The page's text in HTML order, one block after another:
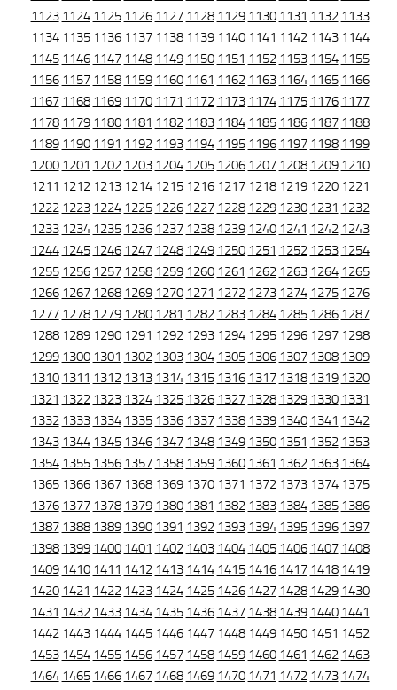
1123 1124 1125 1126 1127 1128 1129 1130 1131 1132 1133
1134 1135 1136 1137 1138 1139 1140 1141 1142 1143 1144
1145 1146 1147 1148 1149 1150 1151 1152 1153 1154 1155
1156 1157 1158 1159 1160 1161 1162 1163 1164 1165 1166
1167 1168 1169 1170 1171 1172 1173 1174 1175 1176 1177
1178 1179 1180 1181 1182 1183 1184 1185 1186 1187 1188
1189 1190 1191 1192 1193 1194 1195 1196 1197 1198 1199
1200 1201 1202 1203 1204 1205 1206 1207 1208 1209 1210
1211 1212 1213 1214 1215 1216 1217 1218 1219 1220 1221
1222 1223 1224 1225 1226 1227 1228 1229 1230 1231 1232
1233 1234 1235 1236 1237 1238 1239 1240 1241 1242 1243
1244 1245 1246 1247 1248 1249 1250 1251 1252 1253 1254
1255 1256 1257 1258 1259 1260 1261 1262 1263 1264 1265
1266 1267 1268 1269 1270 1271 1272 1273 1274 1275 1276
1277 1278 1279 1280 1281 1282 1283 1284 1285 1286 1287
1288 1289 1290 1291 1292 1293 1294 1295 1296 1297 1298
1299 1300 1301 1302 1303 1304 1305 1306 1307 1308 1309
1310 1311 1312 1313 1314 1315 1316 1317 1318 1319 1320
1321 1322 1323 1324 1325 1326 1327 1328 1329 1330 1331
1332 1333 1334 1335 1336 1337 1338 1339 1340 1341 1342
1343 1344 1345 1346 1347 1348 1349 1350 1351 1352 1353
1354 1355 1356 1357 1358 1359 1360 1361 1362 1363 1364
1365 1366 1367 1368 1369 1370 1371 1372 1373 1374 1375
1376 1377 1378 1379 1380 1381 1382 1383 1384 1385 1386
1387 1388 1389 1390 1391 1392 1393 1394 1395 1396 1397
1398 1399 1400 1401 1402 1403 1404 1405 1406 1407 1408
1409 1410 1411 1412 1413 1414 1415 1416 1417 1418 1419
1420 1421 1422 1423 1424 1425 1426 1427 1428 1429 1430
1431 1432 1433 1434 1435 1436 1437 1438 1439 1440 1441
1442 1443 1444 1445 1446 1447 1448 1449 1450 1451 1452
1453 1454 1455 1456 1457 1458 1459 1460 1461 1462 1463
1464 1465 1466 1467 1468 1469 1470 1471 1472 1473 1474